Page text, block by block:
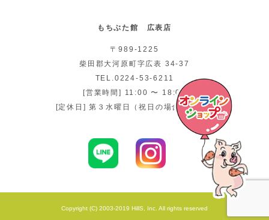
もちぶた館 広表店
〒989-1225
柴田郡大河原町字広表 34-37
TEL.0224-53-6211
[営業時間] 11:00 〜 18:00
[定休日] 第３水曜日（祝日の場合は翌日）
Copyright (C) 2003-2019 HillS, Inc. All rights reserved